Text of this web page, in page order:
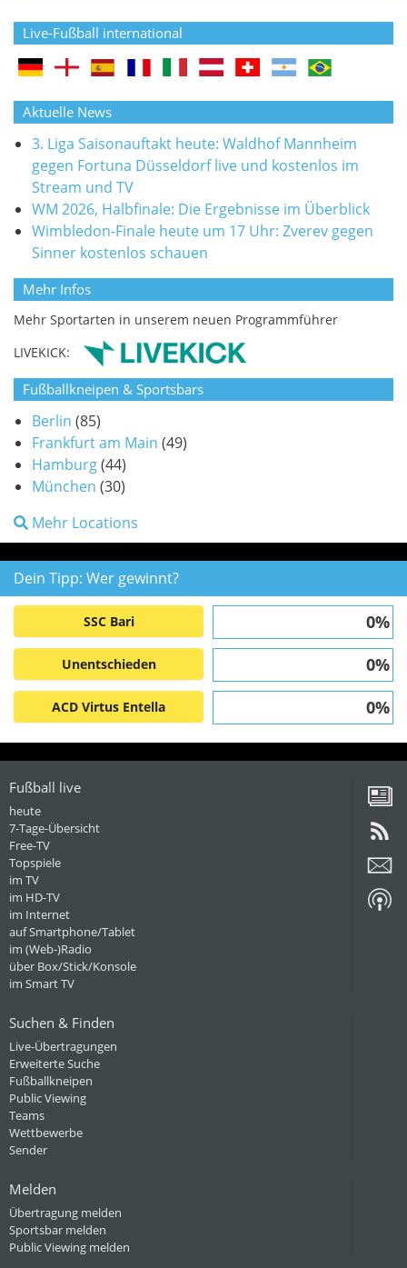
Live-Fußball international
Aktuelle News
3. Liga Saisonauftakt heute: Waldhof Mannheim
gegen Fortuna Düsseldorf live und kostenlos im
Stream und TV
WM 2026, Halbfinale: Die Ergebnisse im Überblick
Wimbledon-Finale heute um 17 Uhr: Zverev gegen
Sinner kostenlos schauen
Mehr Infos
Mehr Sportarten in unserem neuen Programmführer
LIVEKICK:
Fußballkneipen & Sportsbars
Berlin (85)
Frankfurt am Main (49)
Hamburg(44)
München (30)
Mehr Locations
Dein Tipp: Wer gewinnt?
SSC Bari 0%
Unentschieden 0%
ACD Virtus Entella 0%
Fußball live
heute
7-Tage-Übersicht
Free-TV
Topspiele
im TV
im HD-TV
im Internet
auf Smartphone/Tablet
im (Web-)Radio
über Box/Stick/Konsole
im Smart TV
Suchen & Finden
Live-Übertragungen
Erweiterte Suche
Fußballkneipen
Public Viewing
Teams
Wettbewerbe
Sender
Melden
Übertragung melden
Sportsbar melden
Public Viewing melden